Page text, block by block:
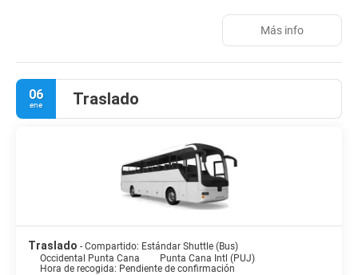
incluido. Además, cuenta con 7 bares, una discoteca, un
restaurante buffet, restaurantes a la carta y otras opciones
Más info
06
ene Traslado
Traslado - Compartido: Estándar Shuttle (Bus)
Occidental Punta Cana
Punta Cana Intl (PUJ)
Hora de recogida: Pendiente de confirmación